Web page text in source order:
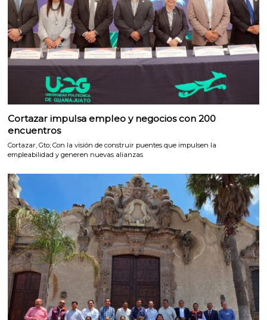
Cortazar impulsa empleo y negocios con 200
encuentros
Cortazar, Gto; Con la visión de construir puentes que impulsen la
empleabilidad y generen nuevas alianzas